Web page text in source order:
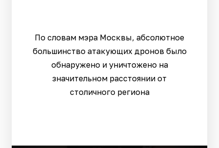
По словам мэра Москвы, абсолютное
большинство атакующих дронов было
обнаружено и уничтожено на
значительном расстоянии от
столичного региона